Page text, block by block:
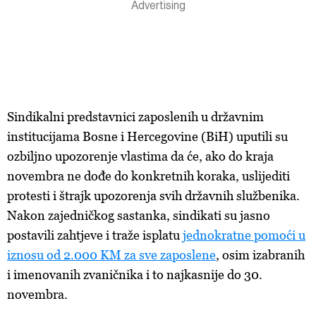
Sindikalni predstavnici zaposlenih u državnim
institucijama Bosne i Hercegovine (BiH) uputili su
ozbiljno upozorenje vlastima da će, ako do kraja
novembra ne dođe do konkretnih koraka, uslijediti
protesti i štrajk upozorenja svih državnih službenika.
Nakon zajedničkog sastanka, sindikati su jasno
postavili zahtjeve i traže isplatu jednokratne pomoći u
iznosu od 2.000 KM za sve zaposlene, osim izabranih
i imenovanih zvaničnika i to najkasnije do 30.
novembra.